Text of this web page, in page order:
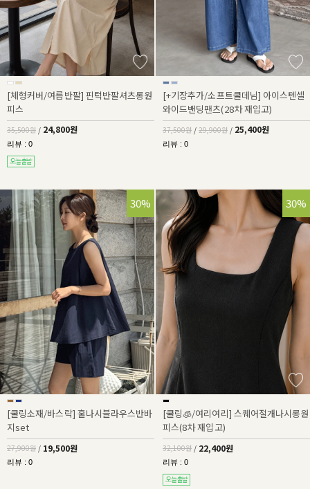
[체형커버/여름반팔] 핀턱반팔셔츠롱원
피스
35,500원 / 24,800원
리뷰 : 0
[+기장추가/소프트쿨데님] 아이스텐셀
와이드밴딩팬츠(28차 재입고)
37,500원 / 29,900원 / 25,400원
리뷰 : 0
30%
[쿨링소재/바스락] 훌나시블라우스반바
지set
27,900원 / 19,500원
리뷰 : 0
30%
[쿨링🧊/여리여리] 스퀘어절개나시롱원
피스(8차 재입고)
32,100원 / 22,400원
리뷰 : 0